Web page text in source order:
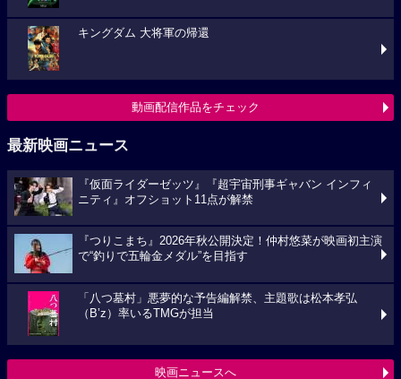
キングダム 大将軍の帰還
動画配信作品をチェック
最新映画ニュース
『仮面ライダーゼッツ』『超宇宙刑事ギャバン インフィ
ニティ』オフショット11点が解禁
『つりこまち』2026年秋公開決定！仲村悠菜が映画初主演
で“釣りで五輪金メダル”を目指す
「八つ墓村」悪夢的な予告編解禁、主題歌は松本孝弘
（B’z）率いるTMGが担当
映画ニュースへ